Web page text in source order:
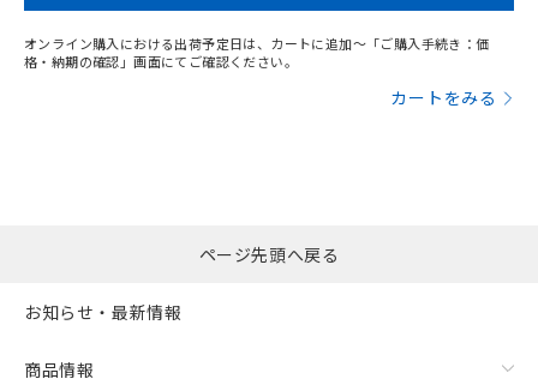
オンライン購入における出荷予定日は、カートに追加～「ご購入手続き：価
格・納期の確認」画面にてご確認ください。
カートをみる
ページ先頭へ戻る
お知らせ・最新情報
商品情報